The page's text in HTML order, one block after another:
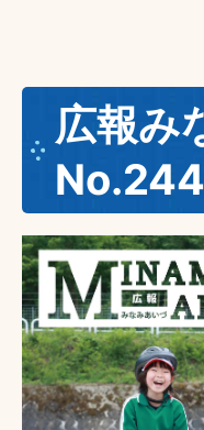
広報み
No.244